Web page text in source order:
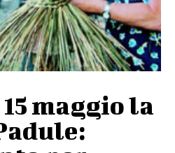
maggio la